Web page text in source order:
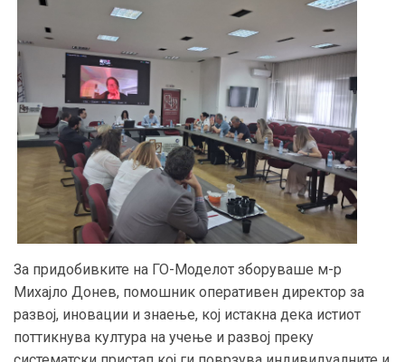
За придобивките на ГО-Моделот зборуваше м-р
Михајло Донев, помошник оперативен директор за
развој, иновации и знаење, кој истакна дека истиот
поттикнува култура на учење и развој преку